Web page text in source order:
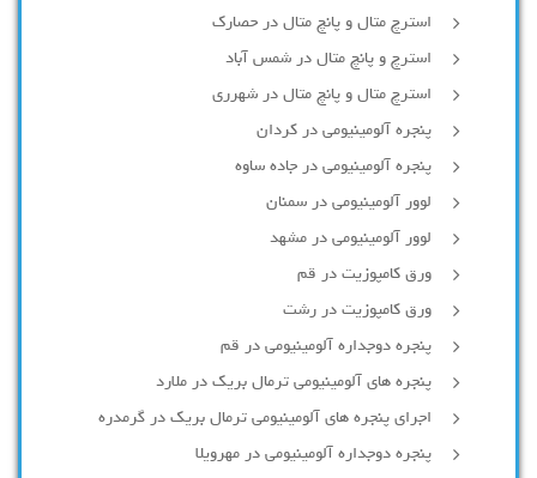
استرچ متال و پانچ متال در حصارك
استرچ و پانچ متال در شمس آباد
استرچ متال و پانچ متال در شهرری
پنجره آلومینیومی در کردان
پنجره آلومینیومی در جاده ساوه
لوور آلومینیومی در سمنان
لوور آلومینیومی در مشهد
ورق کامپوزیت در قم
ورق کامپوزیت در رشت
پنجره دوجداره آلومينيومی در قم
پنجره های آلومینیومی ترمال بریک در ملارد
اجرای پنجره های آلومینیومی ترمال بریک در گرمدره
پنجره دوجداره آلومینیومی در مهرویلا